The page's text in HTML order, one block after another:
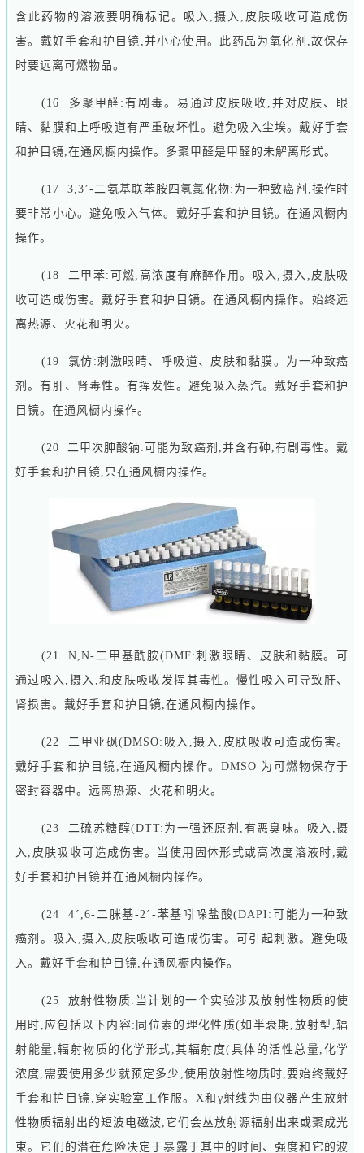
含此药物的溶液要明确标记。吸入,摄入,皮肤吸收可造成伤
害。戴好手套和护目镜,并小心使用。此药品为氧化剂,故保存
时要远离可燃物品。
(16 多聚甲醛:有剧毒。易通过皮肤吸收,并对皮肤、眼
睛、黏膜和上呼吸道有严重破坏性。避免吸入尘埃。戴好手套
和护目镜,在通风橱内操作。多聚甲醛是甲醛的未解离形式。
(17 3,3’-二氨基联苯胺四氢氯化物:为一种致癌剂,操作时
要非常小心。避免吸入气体。戴好手套和护目镜。在通风橱内
操作。
(18 二甲苯:可燃,高浓度有麻醉作用。吸入,摄入,皮肤吸
收可造成伤害。戴好手套和护目镜。在通风橱内操作。始终远
离热源、火花和明火。
(19 氯仿 :刺激眼睛、呼吸道、皮肤和黏膜。为一种致癌
剂。有肝、肾毒性。有挥发性。避免吸入蒸汽。戴好手套和护
目镜。在通风橱内操作。
(20 二甲次胂酸钠:可能为致癌剂,并含有砷,有剧毒性。戴
好手套和护目镜,只在通风橱内操作。
(21 N,N-二甲基酰胺(DMF:刺激眼睛、皮肤和黏膜。可
通过吸入,摄入,和皮肤吸收发挥其毒性。慢性吸入可导致肝、
肾损害。戴好手套和护目镜,在通风橱内操作。
(22 二甲亚砜(DMSO:吸入,摄入,皮肤吸收可造成伤害。
戴好手套和护目镜,在通风橱内操作。DMSO 为可燃物保存于
密封容器中。远离热源、火花和明火。
(23 二硫苏糖醇(DTT:为一强还原剂,有恶臭味。吸入,摄
入,皮肤吸收可造成伤害。当使用固体形式或高浓度溶液时 ,戴
好手套和护目镜并在通风橱内操作。
(24 4ˊ,6-二脒基-2ˊ-苯基吲哚盐酸(DAPI:可能为一种致
癌剂。吸入,摄入,皮肤吸收可造成伤害。可引起刺激。避免吸
入。戴好手套和护目镜,在通风橱内操作。
(25 放射性物质:当计划的一个实验涉及放射性物质的使
用时,应包括以下内容:同位素的理化性质(如半衰期,放射型,辐
射能量,辐射物质的化学形式,其辐射度(具体的活性总量,化学
浓度,需要使用多少就预定多少,使用放射性物质时,要始终戴好
手套和护目镜,穿实验室工作服。X和γ射线为由仪器产生放射
性物质辐射出的短波电磁波,它们会丛放射源辐射出来或聚成光
束。它们的潜在危险决定于暴露于其中的时间、强度和它的波